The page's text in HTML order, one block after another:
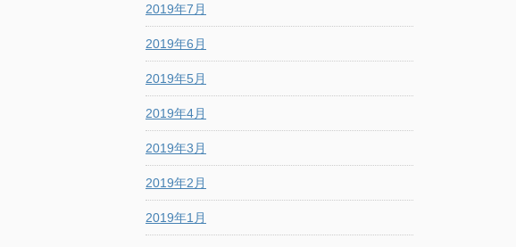
2019年7月
2019年6月
2019年5月
2019年4月
2019年3月
2019年2月
2019年1月